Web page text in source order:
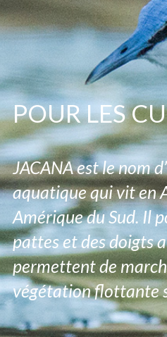
POUR LES
JACANA est le nom
aquatique qui vit en
Amérique du Sud. Il
pattes et des doigts
permettent de
végétation flottante